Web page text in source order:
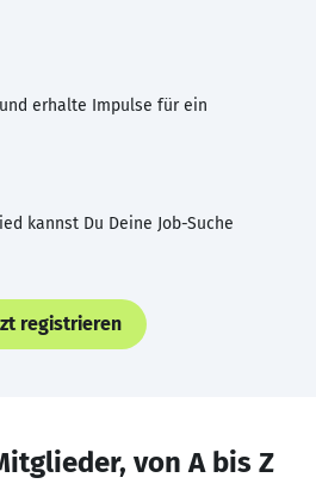
erhalte Impulse für ein
kannst Du Deine Job-Suche
registrieren
von A bis Z